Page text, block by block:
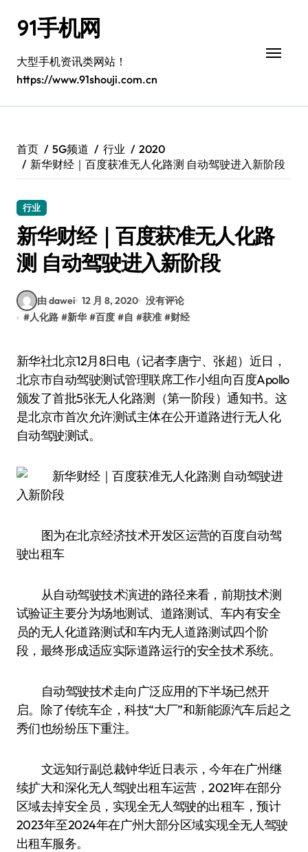
91手机网
大型手机资讯类网站！
https://www.91shouji.com.cn
首页 5G频道 行业
2020
新华财经｜百度获准无人化路测 自动驾驶进入新阶段
行业
新华财经｜百度获准无人化路
测 自动驾驶进入新阶段
由 dawei 12 月 8, 2020 没有评论
#人化路 #新华 #百度 #自 #获准 #财经
新华社北京12月8日电（记者李唐宁、张超）近日，
北京市自动驾驶测试管理联席工作小组向百度Apollo
颁发了首批5张无人化路测（第一阶段）通知书。这
是北京市首次允许测试主体在公开道路进行无人化
自动驾驶测试。
图为在北京经济技术开发区运营的百度自动驾
驶出租车
从自动驾驶技术演进的路径来看，前期技术测
试验证主要分为场地测试、道路测试、车内有安全
员的无人化道路测试和车内无人道路测试四个阶
段，最终形成适应实际道路运行的安全技术系统。
自动驾驶技术走向广泛应用的下半场已然开
启。除了传统车企，科技“大厂”和新能源汽车后起之
秀们也纷纷压下重注。
文远知行副总裁钟华近日表示，今年在广州继
续扩大和深化无人驾驶出租车运营，2021年在部分
区域去掉安全员，实现全无人驾驶的出租车，预计
2023年至2024年在广州大部分区域实现全无人驾驶
出租车服务。